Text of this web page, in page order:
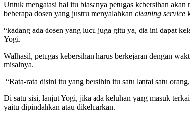
Untuk mengatasi hal itu biasanya petugas kebersihan
beberapa dosen yang justru menyalahkan cleaning service
“kadang ada dosen yang lucu juga gitu ya, dia ini dapat
Yogi.
Walhasil, petugas kebersihan harus berkejaran dengan
misalnya.
“Rata-rata disini itu yang bersihin itu satu lantai satu
Di satu sisi, lanjut Yogi, jika ada keluhan yang masuk
yaitu dipindahkan atau dikeluarkan.